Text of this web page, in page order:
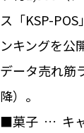
ス「KSP-
ンキングを公
データ売れ筋
降）。
■菓子 … キャ